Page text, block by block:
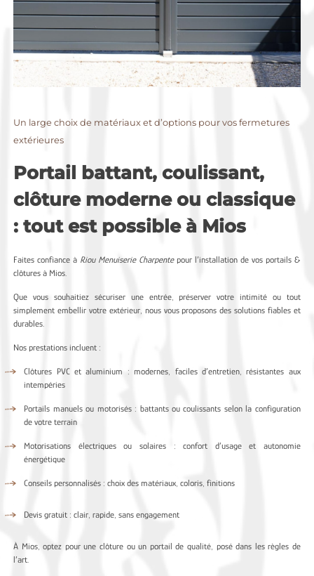
Un large choix de matériaux et d’options pour vos fermetures
extérieures
Portail battant, coulissant,
clôture moderne ou classique
: tout est possible à Mios
Faites confiance à Riou Menuiserie Charpentepour l’installation de vos portails &
clôtures à Mios.
Que vous souhaitiez sécuriser une entrée, préserver votre intimité ou tout
simplement embellir votre extérieur, nous vous proposons des solutions fiables et
durables.
Nos prestations incluent :
Clôtures PVC et aluminium : modernes, faciles d’entretien, résistantes aux
intempéries
Portails manuels ou motorisés : battants ou coulissants selon la configuration
de votre terrain
Motorisations électriques ou solaires : confort d’usage et autonomie
énergétique
Conseils personnalisés : choix des matériaux, coloris, finitions
Devis gratuit : clair, rapide, sans engagement
À Mios, optez pour une clôture ou un portail de qualité, posé dans les règles de
l’art.